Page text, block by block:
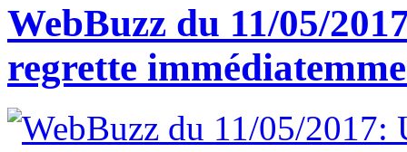
WebBuzz du 11/05/
regrette